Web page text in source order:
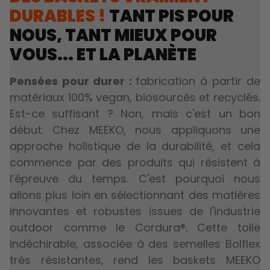
DURABLES ! TANT PIS POUR
NOUS, TANT MIEUX POUR
VOUS... ET LA PLANÈTE
Pensées pour durer : fabrication à partir de
matériaux 100% vegan, biosourcés et recyclés.
Est-ce suffisant ? Non, mais c'est un bon
début. Chez MEEKO, nous appliquons une
approche holistique de la durabilité, et cela
commence par des produits qui résistent à
l’épreuve du temps. C'est pourquoi nous
allons plus loin en sélectionnant des matières
innovantes et robustes issues de l'industrie
outdoor comme le Cordura®. Cette toile
indéchirable, associée à des semelles Bolflex
très résistantes, rend les baskets MEEKO